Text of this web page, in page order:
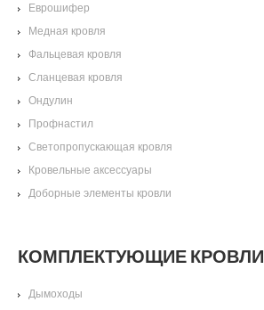
Еврошифер
Медная кровля
Фальцевая кровля
Сланцевая кровля
Ондулин
Профнастил
Светопропускающая кровля
Кровельные аксессуары
Доборные элементы кровли
КОМПЛЕКТУЮЩИЕ КРОВЛИ
Дымоходы